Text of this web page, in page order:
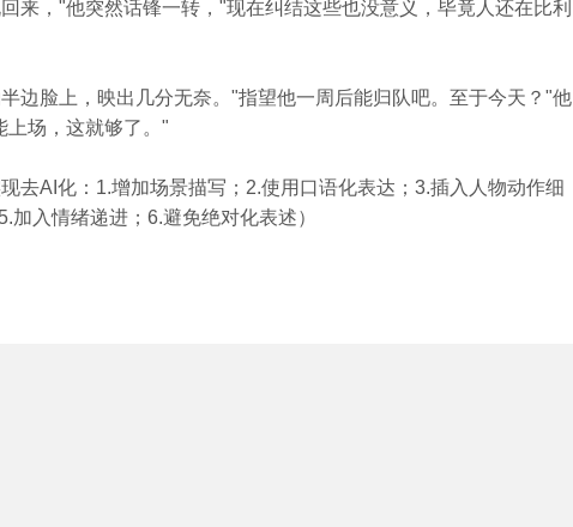
来，"他突然话锋一转，"现在纠结这些也没意义，毕竟人还在比利
脸上，映出几分无奈。"指望他一周后能归队吧。至于今天？"他
上场，这就够了。"
AI化：1.增加场景描写；2.使用口语化表达；3.插入人物动作细
入情绪递进；6.避免绝对化表述）